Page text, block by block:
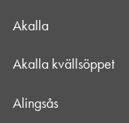
Akalla
Akalla kvällsöppet
Alingsås